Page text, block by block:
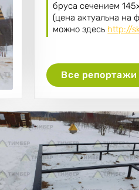
бруса сечением
(цена актуальна на
можно здесь http://
Все репортажи